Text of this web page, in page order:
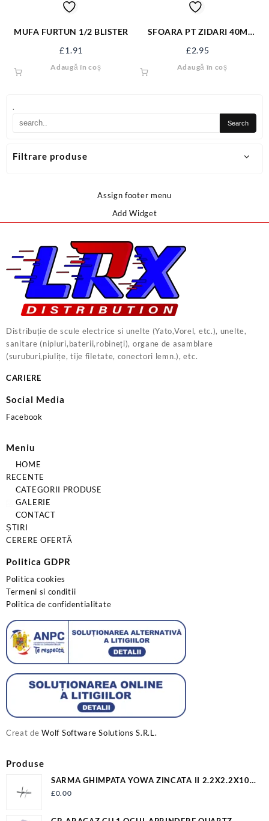
.
Filtrare produse
MUFA FURTUN 1/2 BLISTER
£1.91
Adaugă în coș
SFOARA PT ZIDARI 40M
£2.95
Adaugă în coș
Assign footer menu
Add Widget
Distribuție de scule electrice si unelte (Yato,Vorel, etc.), unelte,
sanitare (nipluri,baterii,robineți), organe de asamblare
(suruburi,piulițe, tije filetate, conectori lemn.), etc.
CARIERE
Social Media
Facebook
Meniu
HOME
RECENTE
CATEGORII PRODUSE
GALERIE
CONTACT
ȘTIRI
CERERE OFERTĂ
Politica GDPR
Politica cookies
Termeni si conditii
Politica de confidentialitate
Creat deWolf Software Solutions S.R.L.
Produse
SARMA GHIMPATA YOWA ZINCATA II 2.2X2.2X100
S1342
£0.00